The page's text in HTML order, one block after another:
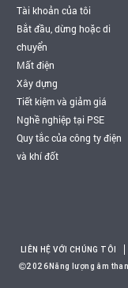
Tài khoản của tôi
Bắt đầu, dừng hoặc di
chuyển
Mất điện
Xây dựng
Tiết kiệm và giảm giá
Nghề nghiệp tại PSE
Quy tắc của công ty điện
và khí đốt
LIÊN HỆ VỚI CHÚNG TÔI
2026Năng lượng âm